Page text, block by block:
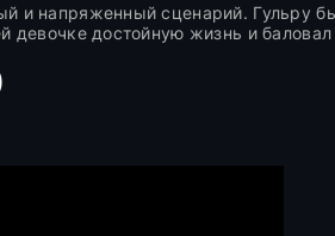
и напряженный сценарий. Гульру
достойную жизнь и